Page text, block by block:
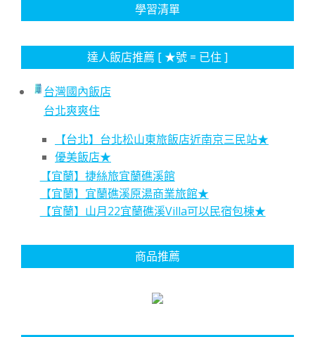
學習清單
達人飯店推薦 [ ★號 = 已住 ]
台灣國內飯店
台北爽爽住
【台北】台北松山東旅飯店近南京三民站★
優美飯店★
【宜蘭】捷絲旅宜蘭礁溪館
【宜蘭】宜蘭礁溪原湯商業旅館★
【宜蘭】山月22宜蘭礁溪Villa可以民宿包棟★
商品推薦